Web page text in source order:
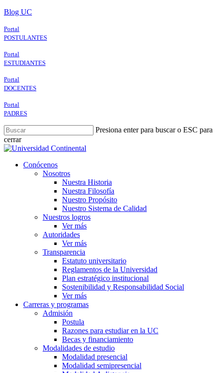
Skip
main
content
Blog UC
Portal
POSTULANTES
Portal
ESTUDIANTES
Portal
DOCENTES
Portal
PADRES
Presiona enter para buscar o ESC para
cerrar
Close
search
Menu
Conócenos
Nosotros
Nuestra Historia
Nuestra Filosofía
Nuestro Propósito
Nuestro Sistema de Calidad
Nuestros logros
Ver más
Autoridades
Ver más
Transparencia
Estatuto universitario
Reglamentos de la Universidad
Plan estratégico institucional
Sostenibilidad y Responsabilidad Social
Ver más
Carreras y programas
Admisión
Postula
Razones para estudiar en la UC
Becas y financiamiento
Modalidades de estudio
Modalidad presencial
Modalidad semipresencial